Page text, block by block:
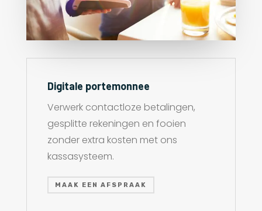
Digitale portemonnee
Verwerk contactloze betalingen,
gesplitte rekeningen en fooien
zonder extra kosten met ons
kassasysteem.
MAAK EEN AFSPRAAK